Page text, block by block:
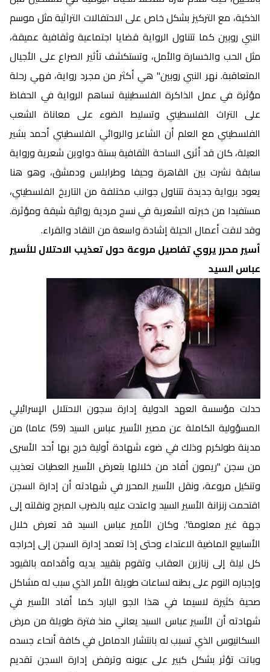
الذكية، مع التركيز بشكل خاص على الاحتفالات التراثية مثل موسم
النبي روبين كما تتناول الرواية قضايا اجتماعية وثقافية عميقة،
مثل الحب والخسارة والأمل، وتستكشف تأثير الصراع على الأجيال
المتعاقبة. نهر النبي روبين" هي أكثر من مجرد رواية، فهي رحلة
مؤثرة في عمل الذاكرة الفلسطينية تساهم الرواية في الحفاظ
على التراث الفلسطيني وتسليط الضوء على معاناة الشعب
الفلسطيني مع العلم أن الشاعر والروائي الفلسطيني أحمد بشير
العيلة، كان قد أثرى الساحة الثقافية بستة دواوين شعرية ورواية
سابقة نشرت بين القاهرة وحيفا وطرابلس ودمشق، وهو هنا
يعود برواية جديدة تتناول جوانب مختلفة من التاريخ الفلسطيني،
مستفيدا من خبرته الشعرية في نسج مردية روائية شيقة ومؤثرة.
وقد لاقت أعمال الحيلة إشادة واسعة من النقاد والقراء.
أسير محرر يروي تفاصيل مروعة حول تعذيب الاحتلال للأسير
عباس السيد
حدلت مؤسسة العهد الدولية إدارة سجون الاحتلال الإسرائيلي
المسؤولية الكاملة عن مصير الأسير عباس السيد (59) عاما) من
مدينة طولكرم وذلك في ضوء شهادة أولية خرج بها أحد الأسرى
من سجن "ريمون أفاد من خلالها بتعرض الأسير العطيات تعذيب
وتنكيل مروعة، ونقل الأسير المحرر في شهادته أن إدارة السجن
اقتحمت زنزانة الأسير السيد واعتدت عليه بالضرب المبرح ونقلته إلى
جهة غير معلومة". وكان الأمير عباس السيد قد تعرض خلال
الأسابيع الماضية الاعتداء وحتى إذا تعمد إدارة السجن إلى إخراجه
كل ليلة إلى زنازين العقاب وتقوم بتقييد يديه وأقدامه بالقيود
وإجباره النوم على بطنه لساعات طويلة الأمر الذي سبب له مشاكل
صحية كثيرة لاسيما في هذا الجو البارد كما أفاد الأسير في
شهادته أن الأسير عباس السيد يعاني منذ فترة طويلة من مرض
السكانيوس الذي تسبب له بانتشار الدمامل في كافة أنحاء جسده
وباتت تؤثر بشكل كبير على عيونه وترفض إدارة السجن تقديم